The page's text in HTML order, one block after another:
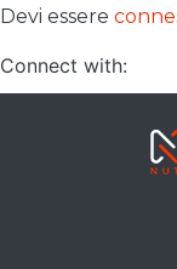
Devi essere
Connect with: